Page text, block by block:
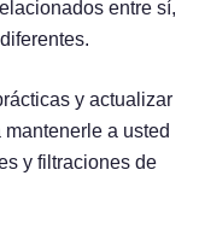
entre sí,
y actualizar
a usted
y filtraciones de